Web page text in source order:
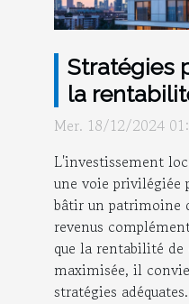
Stratégies
la
Mer. 18/12/2024
L'investissement
une voie privilégiée
bâtir un patrimoine
revenus
que la rentabilité
maximisée, il
stratégies